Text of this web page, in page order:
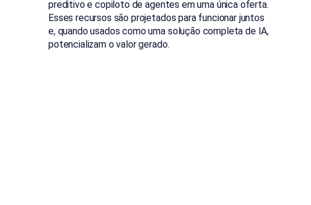
preditivo e copiloto de agentes em uma única oferta.
Esses recursos são projetados para funcionar juntos
e, quando usados como uma solução completa de IA,
potencializam o valor gerado.